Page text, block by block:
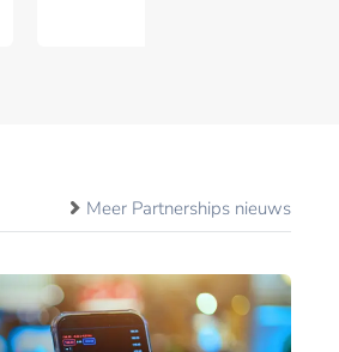
Meer Partnerships nieuws